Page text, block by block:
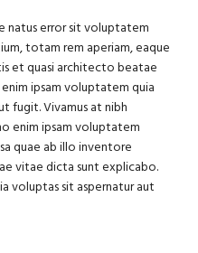
natus error sit voluptatem
totam rem aperiam, eaque
et quasi architecto beatae
ipsam voluptatem quia
fugit. Vivamus at nibh
enim ipsam voluptatem
quae ab illo inventore
vitae dicta sunt explicabo.
voluptas sit aspernatur aut